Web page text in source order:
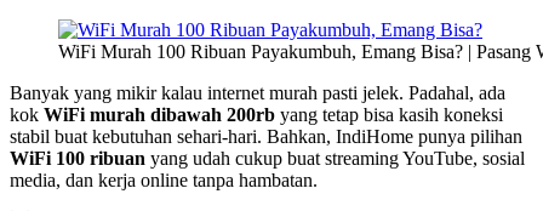
WiFi Murah 100 Ribuan Payakumbuh, Emang Bisa? | Pasang
Banyak yang mikir kalau internet murah pasti jelek. Padahal, ada
kok WiFi murah dibawah 200rb yang tetap bisa kasih koneksi
stabil buat kebutuhan sehari-hari. Bahkan, IndiHome punya pilihan
WiFi 100 ribuan yang udah cukup buat streaming YouTube, sosial
media, dan kerja online tanpa hambatan.